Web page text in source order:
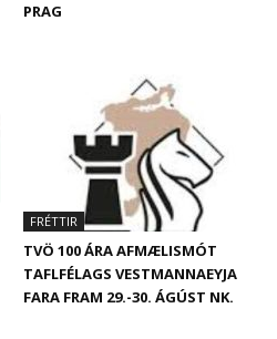
PRAG
FRÉTTIR
TVÖ 100 ÁRA AFMÆLISMÓT
TAFLFÉLAGS VESTMANNAEYJA
FARA FRAM 29.-30. ÁGÚST NK.